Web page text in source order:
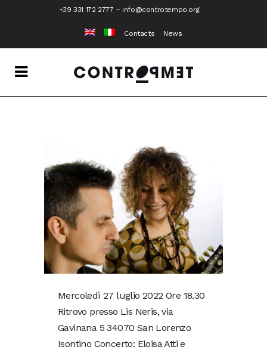
+39 331 172 2777 – info@controtempo.org
Contacts News
Mercoledì 27 luglio 2022 Ore 18.30
Ritrovo presso Lis Neris, via
Gavinana 5 34070 San Lorenzo
Isontino Concerto: Eloisa Atti e